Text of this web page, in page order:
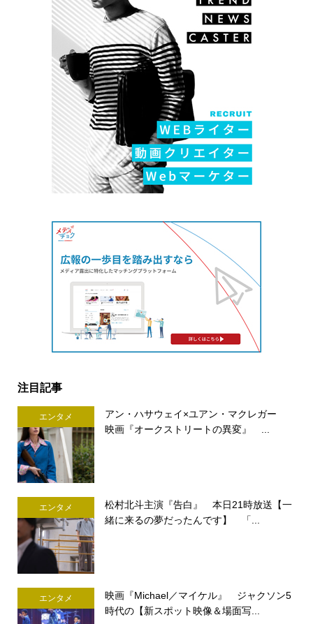
注目記事
エンタメ
アン・ハサウェイ×ユアン・マクレガー
映画『オークストリートの異変』 ...
エンタメ
松村北斗主演『告白』 本日21時放送【一
緒に来るの夢だったんです】 「...
エンタメ
映画『Michael／マイケル』 ジャクソン5
時代の【新スポット映像＆場面写...